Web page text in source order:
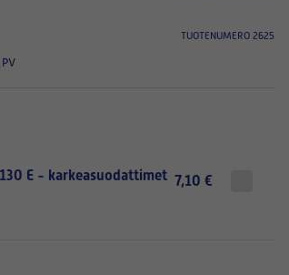
TUOTENUMERO 2625
E - karkeasuodattimet 7,10 €